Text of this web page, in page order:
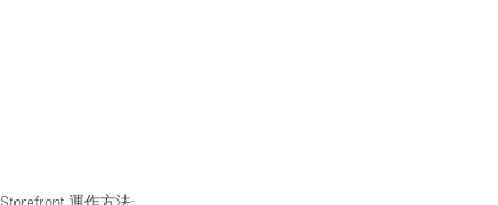
Storefront 運作方法: